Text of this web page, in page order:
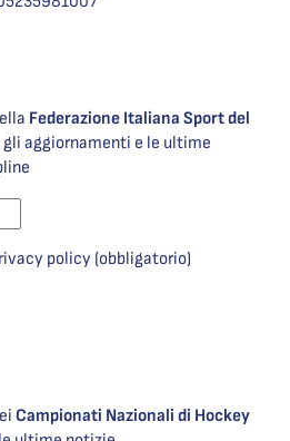
Federazione Italiana Sport del
gli aggiornamenti e le ultime
policy (obbligatorio)
Campionati Nazionali di Hockey